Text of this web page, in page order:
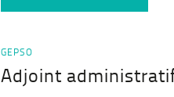
GEPSO
Adjoint